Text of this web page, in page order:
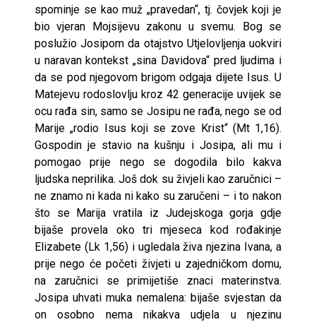
spominje se kao muž „pravedan“, tj. čovjek koji je
bio vjeran Mojsijevu zakonu u svemu. Bog se
poslužio Josipom da otajstvo Utjelovljenja uokviri
u naravan kontekst „sina Davidova“ pred ljudima i
da se pod njegovom brigom odgaja dijete Isus. U
Matejevu rodoslovlju kroz 42 generacije uvijek se
ocu rađa sin, samo se Josipu ne rađa, nego se od
Marije „rodio Isus koji se zove Krist“ (Mt 1,16).
Gospodin je stavio na kušnju i Josipa, ali mu i
pomogao prije nego se dogodila bilo kakva
ljudska neprilika. Još dok su živjeli kao zaručnici –
ne znamo ni kada ni kako su zaručeni – i to nakon
što se Marija vratila iz Judejskoga gorja gdje
bijaše provela oko tri mjeseca kod rođakinje
Elizabete (Lk 1,56) i ugledala živa njezina Ivana, a
prije nego će početi živjeti u zajedničkom domu,
na zaručnici se primijetiše znaci materinstva.
Josipa uhvati muka nemalena: bijaše svjestan da
on osobno nema nikakva udjela u njezinu